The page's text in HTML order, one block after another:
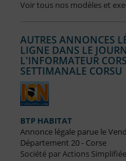
Voir tous nos modèles et
AUTRES ANNONCES
LIGNE DANS LE
L'INFORMATEUR
SETTIMANALE CORSU
BTP HABITAT
Annonce légale parue le
Département 20 - Corse
Société par Actions